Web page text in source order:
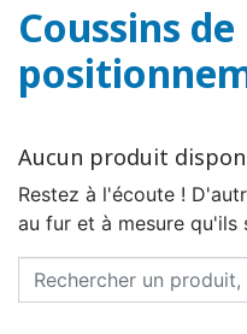
Coussins de
Aucun produit
Restez à l'écoute !
au fur et à mesure qu'ils